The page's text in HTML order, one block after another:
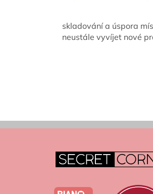
skladování a úspora
neustále vyvíjet nové